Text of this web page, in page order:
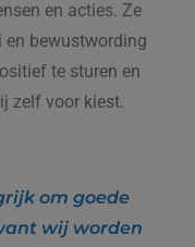
en acties. Ze
en bewustwording
te sturen en
zelf voor kiest.
om goede
wij worden